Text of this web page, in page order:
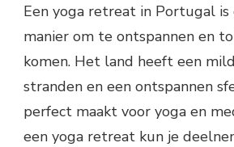
Een yoga retreat in Portugal
manier om te ontspannen en
komen. Het land heeft een
stranden en een ontspannen
perfect maakt voor yoga en
een yoga retreat kun je